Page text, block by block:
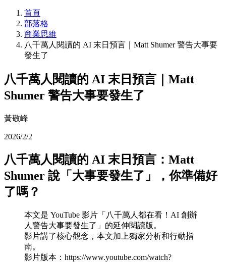
首頁
部落格
商業思維
八千萬人閱讀的 AI 末日預言｜Matt Shumer 警告大事要
發生了
八千萬人閱讀的 AI 末日預言｜Matt
Shumer 警告大事要發生了
黃敬峰
2026/2/2
八千萬人閱讀的 AI 末日預言：Matt
Shumer 說「大事要發生了」，你準備好
了嗎？
本文是 YouTube 影片「八千萬人都在看！AI 創辦
人警告大事要發生了」的延伸閱讀版。
影片講了核心觀念，本文加上獨家分析和行動指
南。
影片版本：https://www.youtube.com/watch?